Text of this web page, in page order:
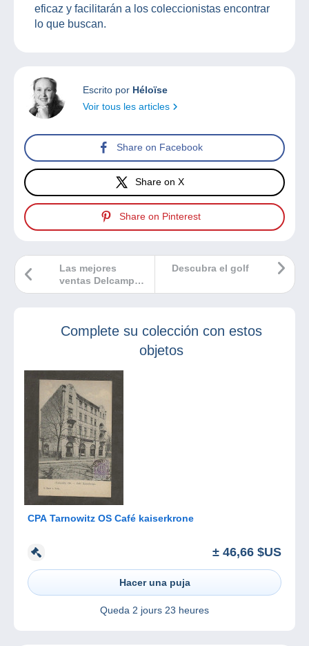
eficaz y facilitarán a los coleccionistas encontrar
lo que buscan.
Escrito por Héloïse
Voir tous les articles
Share on Facebook
Share on X
Share on Pinterest
Descubra el golf
Las mejores
ventas Delcampe
noviembre 2023
Complete su colección con estos
objetos
CPA Tarnowitz OS Café kaiserkrone
± 46,66 $US
Hacer una puja
Queda 2 jours 23 heures